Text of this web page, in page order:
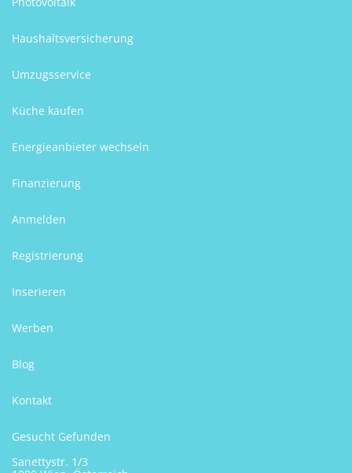
Haushaltsversicherung
Umzugsservice
Küche kaufen
Energieanbieter wechseln
Finanzierung
Anmelden
Registrierung
Inserieren
Werben
Blog
Kontakt
Gesucht Gefunden
Sanettystr. 1/3